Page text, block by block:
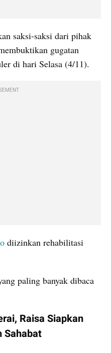
saksi-saksi dari pihak
gugatan
di hari Selasa (4/11).
diizinkan rehabilitasi
paling banyak dibaca
Raisa Siapkan
Sahabat